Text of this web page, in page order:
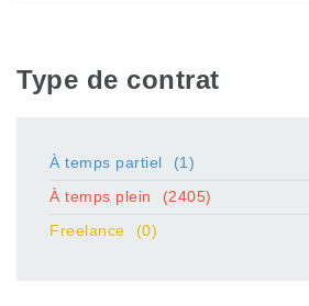
Type de contrat
À temps partiel
(1)
À temps plein
(2405)
Freelance
(0)